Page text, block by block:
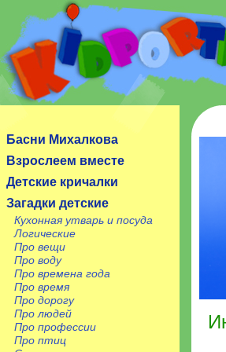
Сайт посвящен детям, их родителям,
Басни Михалкова
Взрослеем вместе
Детские кричалки
Загадки детские
Кухонная утварь и посуда
Логические
Про вещи
Про воду
Про времена года
Про время
Про дорогу
Про людей
Про профессии
Про птиц